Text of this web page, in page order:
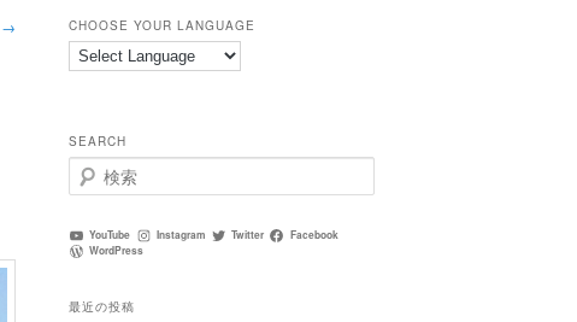
→ CHOOSE YOUR LANGUAGE
SEARCH
検
索
YouTube Instagram Twitter
Facebook
WordPress
最近の投稿